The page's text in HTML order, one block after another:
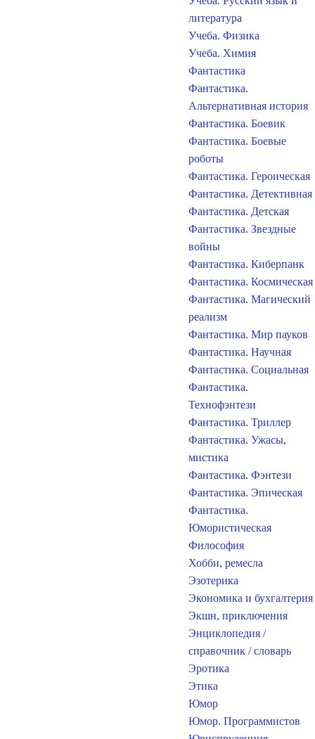
литература
Учеба. Физика
Учеба. Химия
Фантастика
Фантастика.
Альтернативная история
Фантастика. Боевик
Фантастика. Боевые
роботы
Фантастика. Героическая
Фантастика. Детективная
Фантастика. Детская
Фантастика. Звездные
войны
Фантастика. Киберпанк
Фантастика. Космическая
Фантастика. Магический
реализм
Фантастика. Мир пауков
Фантастика. Научная
Фантастика. Социальная
Фантастика.
Технофэнтези
Фантастика. Триллер
Фантастика. Ужасы,
мистика
Фантастика. Фэнтези
Фантастика. Эпическая
Фантастика.
Юмористическая
Философия
Хобби, ремесла
Эзотерика
Экономика и бухгалтерия
Экшн, приключения
Энциклопедия /
справочник / словарь
Эротика
Этика
Юмор
Юмор. Программистов